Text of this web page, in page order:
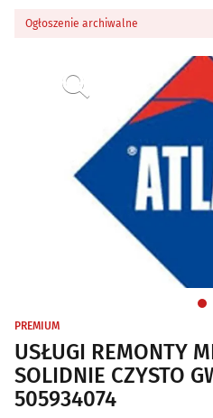
Ogłoszenie archiwalne
PREMIUM
USŁUGI REMONTY
SOLIDNIE CZYSTO
505934074